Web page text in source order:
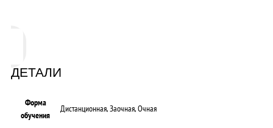
ДЕТАЛИ
Форма
обучения
Дистанционная, Заочная, Очная